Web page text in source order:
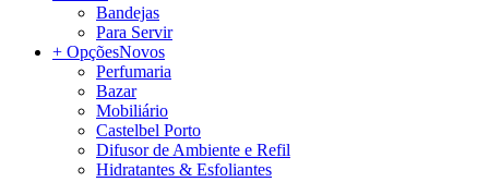
Bandejas
Para Servir
+ OpçõesNovos
Perfumaria
Bazar
Mobiliário
Castelbel Porto
Difusor de Ambiente e Refil
Hidratantes & Esfoliantes